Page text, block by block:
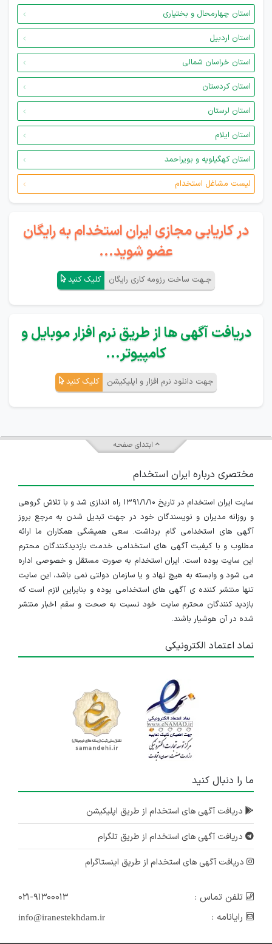
استان چهارمحال و بختیاری
استان اردبیل
استان خراسان شمالی
استان کردستان
استان لرستان
استان ایلام
استان کهگیلویه و بویراحمد
لیست مشاغل استخدام
در کاریابی مجازی ایران استخدام به رایگان
عضو شوید...
جـهت ساخت رزومه کاری رایگان کلیک کنید
دریافت آگهی ها از طریق نرم افزار موبایل و
کامپیوتر...
جهت دانلود نرم افزار و اپلیکیشن کلیک کنید
ابتدای صفحه
مختصری درباره ایران استخدام
سایت ایران استخدام در تاریخ ۱۳۹۱/۱/۱۰ راه اندازی شد و با تلاش گروهی
و روزانه مدیران و نویسندگان خود در جهت تبدیل شدن به مرجع بروز
آگهی های استخدامی گام برداشت. سعی همیشگی همکاران ما ارائه
مطلوب و با کیفیت آگهی های استخدامی خدمت بازدیدکنندگان محترم
این سایت بوده است. ایران استخدام به صورت مستقل و خصوصی اداره
می شود و وابسته به هیچ نهاد و یا سازمان دولتی نمی باشد، این سایت
تنها منتشر کننده ی آگهی های استخدامی بوده و بنابراین لازم است که
بازدید کنندگان محترم سایت خود نسبت به صحت و سقم اخبار منتشر
شده در آن هوشیار باشند.
نماد اعتماد الکترونیکی
ما را دنبال کنید
دریافت آگهی های استخدام از طریق اپلیکیشن
دریافت آگهی های استخدام از طریق تلگرام
دریافت آگهی های استخدام از طریق اینستاگرام
تلفن تماس :
۰۲۱-۹۱۳۰۰۰۱۳
رایانامه :
info@iranestekhdam.ir